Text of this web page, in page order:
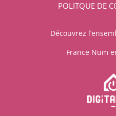
POLITQUE DE
Découvrez
France Num